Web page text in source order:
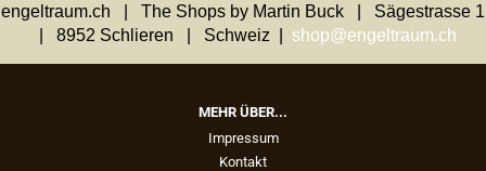
engeltraum.ch | The Shops by Martin Buck | Sägestrasse 1
| 8952 Schlieren | Schweiz | shop@engeltraum.ch
MEHR ÜBER...
Impressum
Kontakt